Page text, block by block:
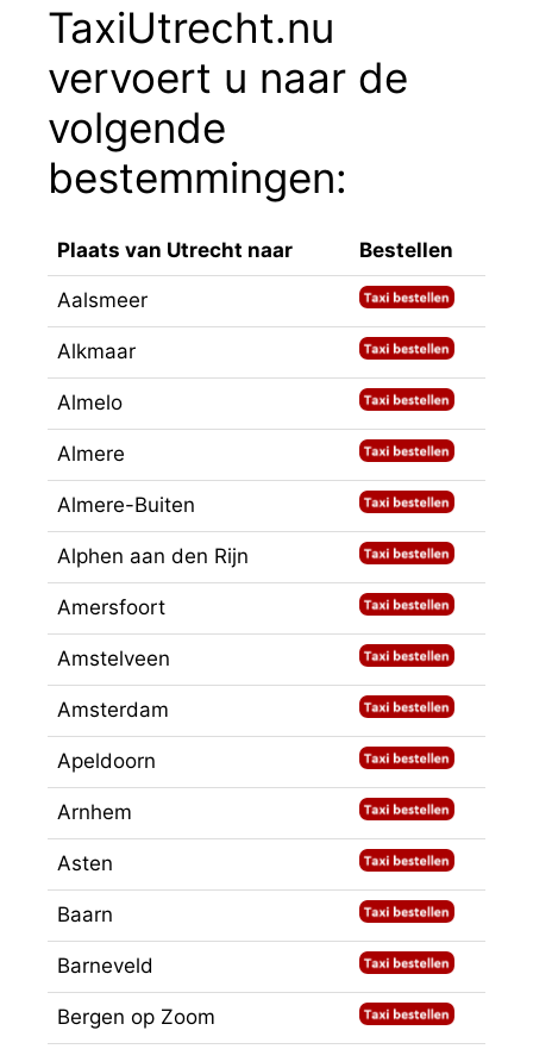
TaxiUtrecht.nu
vervoert u naar de
volgende
bestemmingen:
Plaats van Utrecht naar Bestellen
Aalsmeer
Alkmaar
Almelo
Almere
Almere-Buiten
Alphen aan den Rijn
Amersfoort
Amstelveen
Amsterdam
Apeldoorn
Arnhem
Asten
Baarn
Barneveld
Bergen op Zoom